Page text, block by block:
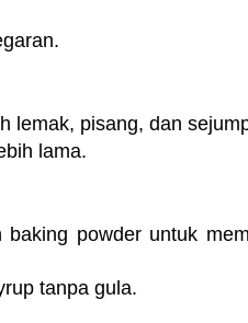
lemak, pisang, dan
lama.
powder untuk
tanpa gula.